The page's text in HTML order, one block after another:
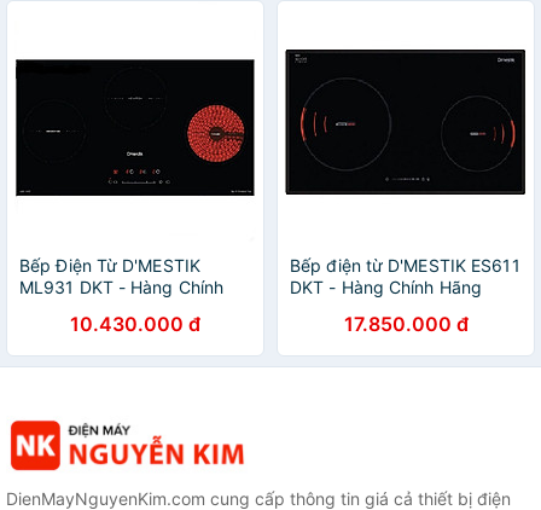
Bếp Điện Từ D'MESTIK
ML931 DKT - Hàng Chính
10.430.000 đ
Bếp điện từ D'MESTIK ES611
DKT - Hàng Chính Hãng
17.850.000 đ
DienMayNguyenKim.com cung cấp thông tin giá cả thiết bị điện